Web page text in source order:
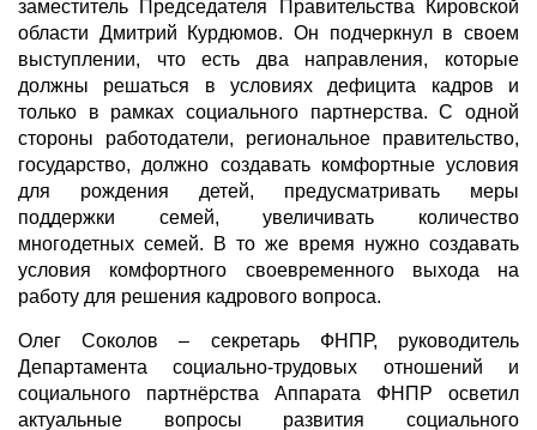
заместитель Председателя Правительства Кировской
области Дмитрий Курдюмов. Он подчеркнул в своем
выступлении, что есть два направления, которые
должны решаться в условиях дефицита кадров и
только в рамках социального партнерства. С одной
стороны работодатели, региональное правительство,
государство, должно создавать комфортные условия
для рождения детей, предусматривать меры
поддержки семей, увеличивать количество
многодетных семей. В то же время нужно создавать
условия комфортного своевременного выхода на
работу для решения кадрового вопроса.
Олег Соколов – секретарь ФНПР, руководитель
Департамента социально-трудовых отношений и
социального партнёрства Аппарата ФНПР осветил
актуальные вопросы развития социального